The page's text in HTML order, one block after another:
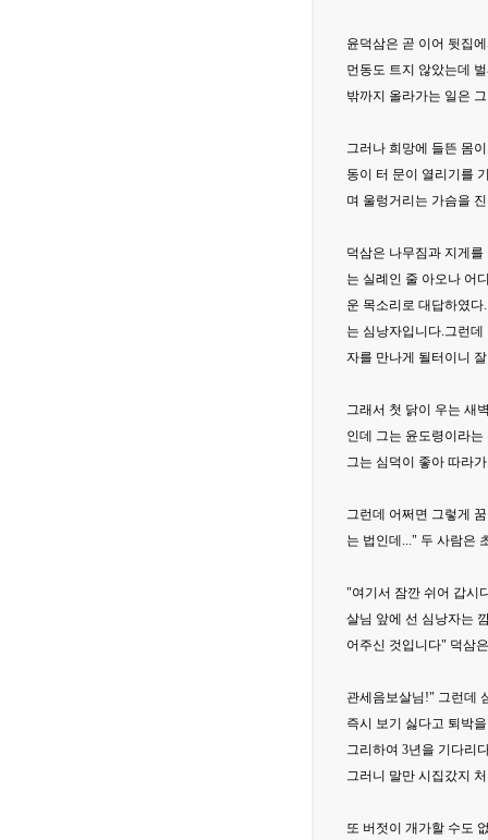
윤덕삼은 곧 이어 뒷집
먼동도 트지 않았는데
밖까지 올라가는 일은
그러나 희망에 들뜬 몸
동이 터 문이 열리기를
며 울렁거리는 가슴을
덕삼은 나무짐과 지게
는 실례인 줄 아오나 어
운 목소리로 대답하였
는 심낭자입니다.그런
자를 만나게 될터이니
그래서 첫 닭이 우는 새
인데 그는 윤도령이라는
그는 심덕이 좋아 따라
그런데 어쩌면 그렇게
는 법인데..." 두 사람은
"여기서 잠깐 쉬어 갑시
살님 앞에 선 심낭자는
어주신 것입니다" 덕삼
관세음보살님!" 그런데
즉시 보기 싫다고 퇴박
그리하여 3년을 기다리
그러니 말만 시집갔지
또 버젓이 개가할 수도